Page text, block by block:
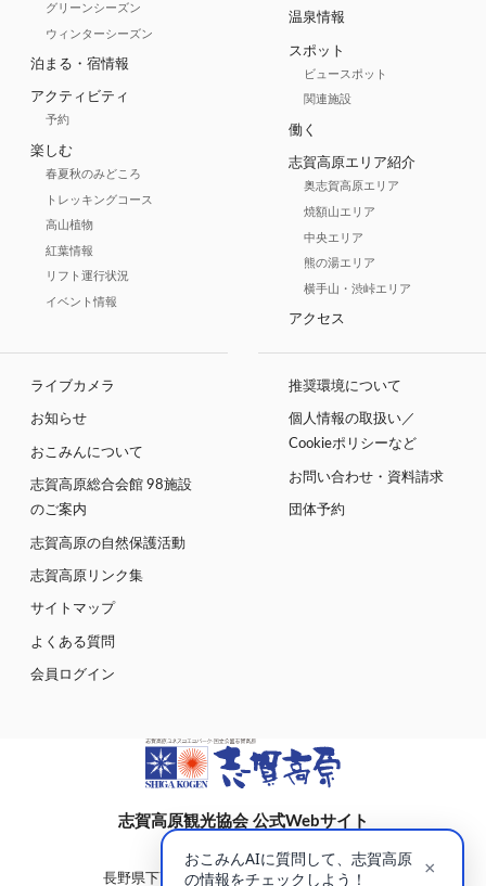
グリーンシーズン
ウィンターシーズン
泊まる・宿情報
アクティビティ
予約
楽しむ
春夏秋のみどころ
トレッキングコース
高山植物
紅葉情報
リフト運行状況
イベント情報
温泉情報
スポット
ビュースポット
関連施設
働く
志賀高原エリア紹介
奥志賀高原エリア
焼額山エリア
中央エリア
熊の湯エリア
横手山・渋峠エリア
アクセス
ライブカメラ
お知らせ
おこみんについて
志賀高原総合会館 98施設
のご案内
志賀高原の自然保護活動
志賀高原リンク集
サイトマップ
よくある質問
会員ログイン
推奨環境について
個人情報の取扱い／
Cookieポリシーなど
お問い合わせ・資料請求
団体予約
志賀高原観光協会 公式Webサイト
〒381-0401
長野県下高井郡山ノ内町大字平穏7148(蓮池)